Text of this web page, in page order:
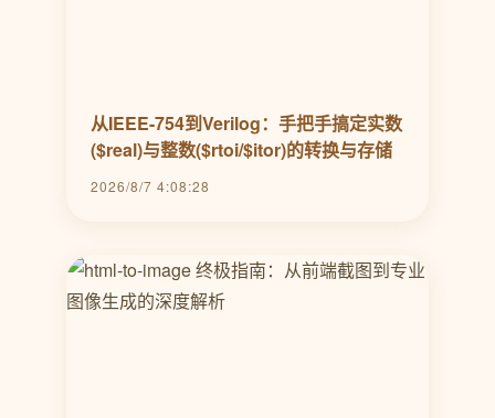
从IEEE-754到Verilog：手把手搞定实数
($real)与整数($rtoi/$itor)的转换与存储
2026/8/7 4:08:28